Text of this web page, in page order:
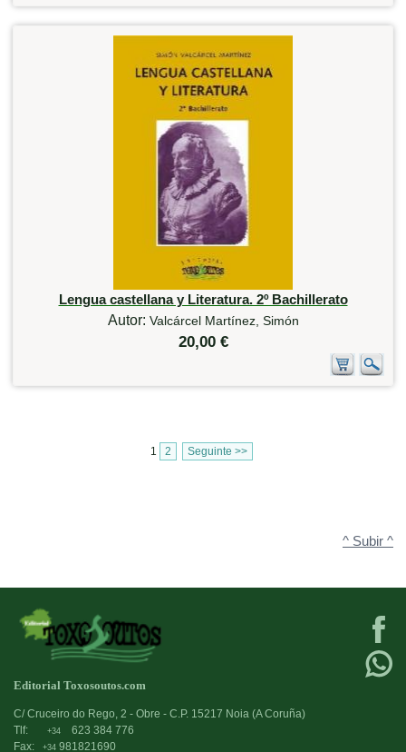
Lengua castellana y Literatura. 2º Bachillerato
Autor: Valcárcel Martínez, Simón
20,00 €
1 2 Seguinte >>
^ Subir ^
Editorial Toxosoutos.com
C/ Cruceiro do Rego, 2 - Obre - C.P. 15217 Noia (A Coruña)
Tlf:
+34
623 384 776
Fax:
+34 981821690